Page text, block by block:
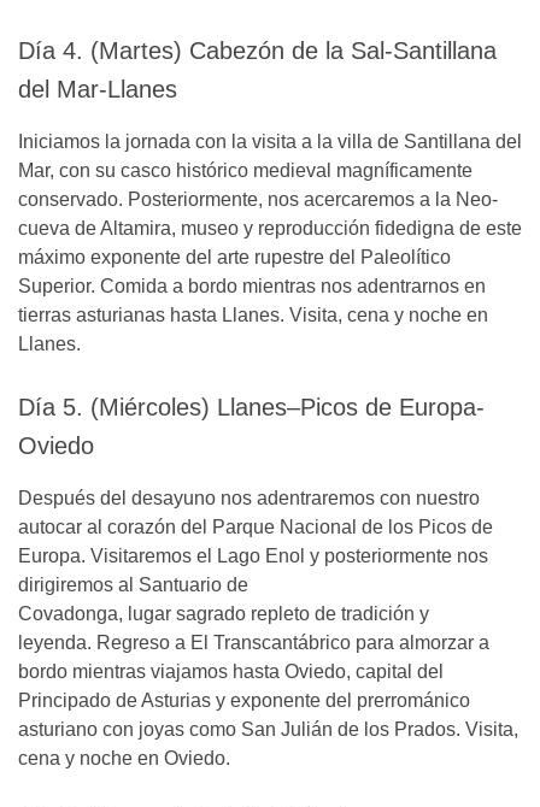
Día 4. (Martes) Cabezón de la Sal-Santillana
del Mar-Llanes
Iniciamos la jornada con la visita a la villa de Santillana del
Mar, con su casco histórico medieval magníficamente
conservado. Posteriormente, nos acercaremos a la Neo-
cueva de Altamira, museo y reproducción fidedigna de este
máximo exponente del arte rupestre del Paleolítico
Superior. Comida a bordo mientras nos adentrarnos en
tierras asturianas hasta Llanes. Visita, cena y noche en
Llanes.
Día 5. (Miércoles) Llanes–Picos de Europa-
Oviedo
Después del desayuno nos adentraremos con nuestro
autocar al corazón del Parque Nacional de los Picos de
Europa. Visitaremos el Lago Enol y posteriormente nos
dirigiremos al Santuario de
Covadonga, lugar sagrado repleto de tradición y
leyenda. Regreso a El Transcantábrico para almorzar a
bordo mientras viajamos hasta Oviedo, capital del
Principado de Asturias y exponente del prerrománico
asturiano con joyas como San Julián de los Prados. Visita,
cena y noche en Oviedo.